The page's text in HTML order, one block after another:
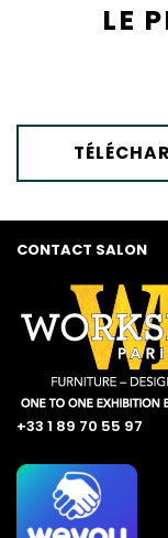
LE
CONTACT SALON
+33 1 89 70 55 97